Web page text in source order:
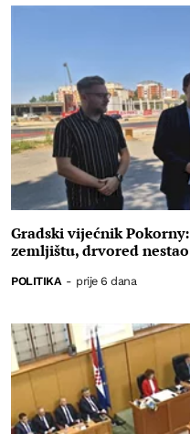
Gradski vijećnik
zemljištu, drvored
POLITIKA - prije 6 dana